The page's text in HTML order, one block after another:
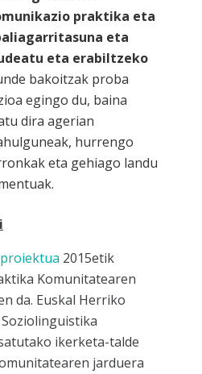
praktika eta
eta
eta erabiltzeko
bakoitzak proba
egingo du, baina
dira agerian
hurrengo
eta gehiago landu
2015etik
Komunitatearen
da. Euskal Herriko
ikerketa-talde
jarduera